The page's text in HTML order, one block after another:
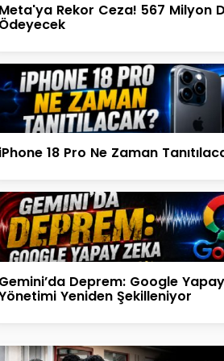
Rekor Ceza! 567 Milyon
18 Pro Ne Zaman
Deprem: Google
Yeniden Şekilleniyor